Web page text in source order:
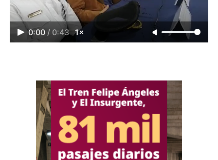
0:00 / 0:43 1×